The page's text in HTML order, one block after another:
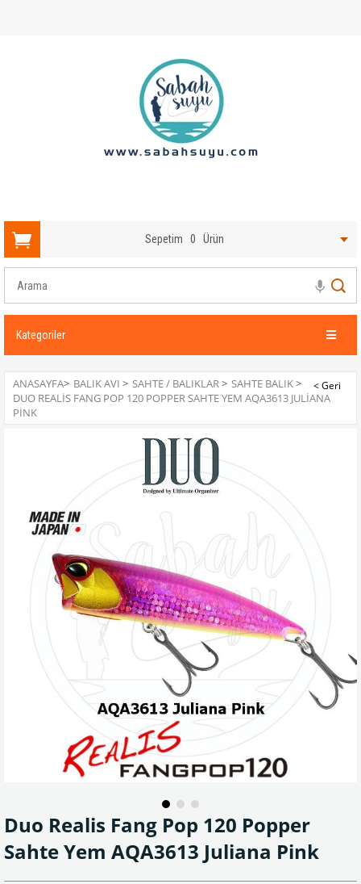
Sepetim 0 Ürün
Kategoriler
ANASAYFA> BALIK AVI > SAHTE / BALIKLAR> SAHTE BALIK>
DUO REALIS FANG POP 120 POPPER SAHTE YEM AQA3613 JULIANA
PINK
Duo Realis Fang Pop 120 Popper
Sahte Yem AQA3613 Juliana Pink